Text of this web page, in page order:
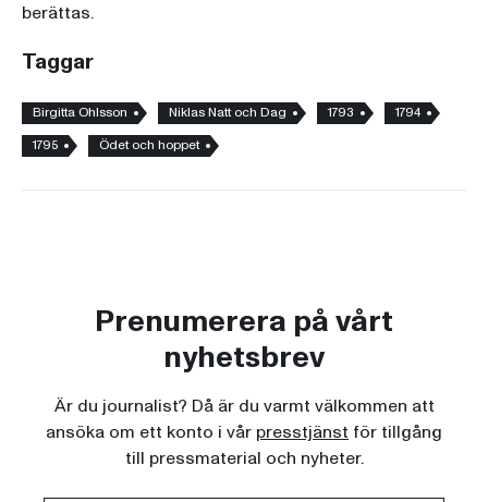
berättas.
Taggar
Birgitta Ohlsson Niklas Natt och Dag 1793
1794
1795
Ödet och hoppet
Prenumerera på vårt
nyhetsbrev
Är du journalist? Då är du varmt välkommen att
ansöka om ett konto i vår presstjänst för tillgång
till pressmaterial och nyheter.